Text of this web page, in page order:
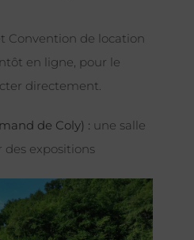
Convention de location
en ligne, pour le
directement.
de Coly) : une salle
expositions